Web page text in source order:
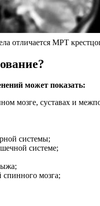
отличается МРТ
может показать:
мозге, суставах и
системы;
системе;
мозга;